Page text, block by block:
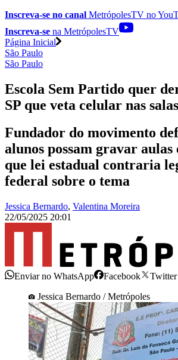
Inscreva-se no canal MetrópolesTV no
Inscreva-se na MetrópolesTV
Página Inicial
São Paulo
São Paulo
Escola Sem Partido quer
SP que veta celular nas salas
Fundador do movimento
alunos possam gravar aulas
que lei estadual contraria
federal sobre o tema
Jessica Bernardo, Valentina Moreira
22/05/2025 20:01
Enviar no WhatsApp Facebook
Twitter
Jessica Bernardo / Metrópoles